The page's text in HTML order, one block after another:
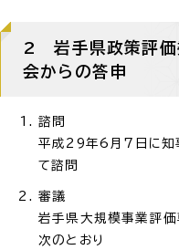
2 岩手県政策評価
会からの答申
諮問
平成29年6月7日に知
て諮問
審議
岩手県大規模事業評
次のとおり